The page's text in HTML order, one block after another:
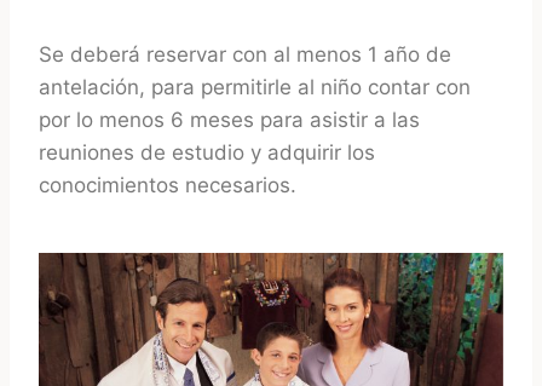
Se deberá reservar con al menos 1 año de
antelación, para permitirle al niño contar con
por lo menos 6 meses para asistir a las
reuniones de estudio y adquirir los
conocimientos necesarios.